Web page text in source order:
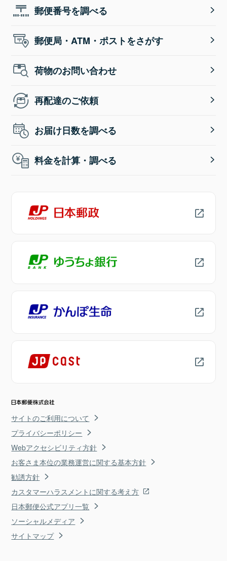
郵便番号を調べる
郵便局・ATM・ポストをさがす
荷物のお問い合わせ
再配達のご依頼
お届け日数を調べる
料金を計算・調べる
サイトのご利用について
プライバシーポリシー
Webアクセシビリティ方針
お客さま本位の業務運営に関する基本方針
勧誘方針
カスタマーハラスメントに関する考え方
日本郵便公式アプリ一覧
ソーシャルメディア
サイトマップ